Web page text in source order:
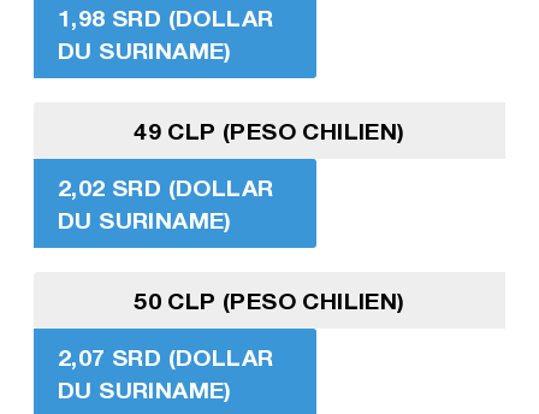
1,98 SRD (DOLLAR
DU SURINAME)
49 CLP (PESO CHILIEN)
2,02 SRD (DOLLAR
DU SURINAME)
50 CLP (PESO CHILIEN)
2,07 SRD (DOLLAR
DU SURINAME)